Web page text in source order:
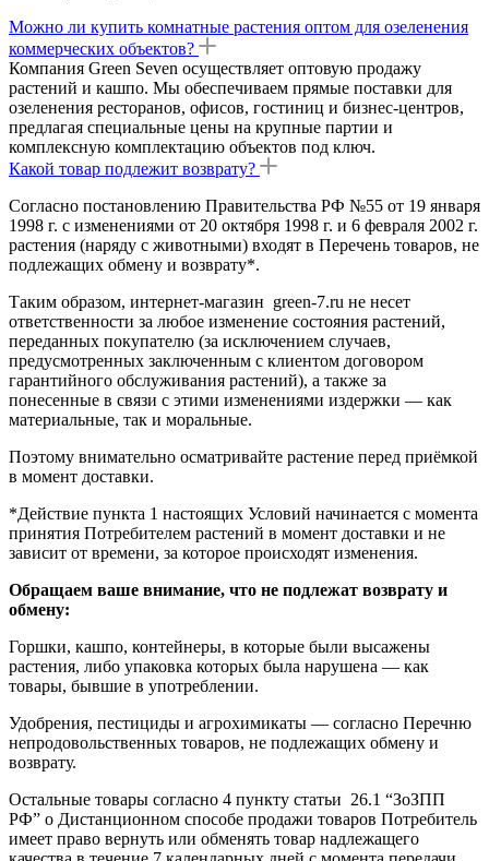
Можно ли купить комнатные растения оптом для озеленения
коммерческих объектов?
Компания Green Seven осуществляет оптовую продажу
растений и кашпо. Мы обеспечиваем прямые поставки для
озеленения ресторанов, офисов, гостиниц и бизнес-центров,
предлагая специальные цены на крупные партии и
комплексную комплектацию объектов под ключ.
Какой товар подлежит возврату?
Согласно постановлению Правительства РФ №55 от 19 января
1998 г. с изменениями от 20 октября 1998 г. и 6 февраля 2002 г.
растения (наряду с животными) входят в Перечень товаров, не
подлежащих обмену и возврату*.
Таким образом, интернет-магазин green-7.ru не несет
ответственности за любое изменение состояния растений,
переданных покупателю (за исключением случаев,
предусмотренных заключенным с клиентом договором
гарантийного обслуживания растений), а также за
понесенные в связи с этими изменениями издержки — как
материальные, так и моральные.
Поэтому внимательно осматривайте растение перед приёмкой
в момент доставки.
*Действие пункта 1 настоящих Условий начинается с момента
принятия Потребителем растений в момент доставки и не
зависит от времени, за которое происходят изменения.
Обращаем ваше внимание, что не подлежат возврату и
обмену:
Горшки, кашпо, контейнеры, в которые были высажены
растения, либо упаковка которых была нарушена — как
товары, бывшие в употреблении.
Удобрения, пестициды и агрохимикаты — согласно Перечню
непродовольственных товаров, не подлежащих обмену и
возврату.
Остальные товары согласно 4 пункту статьи 26.1 “ЗоЗПП
РФ” о Дистанционном способе продажи товаров Потребитель
имеет право вернуть или обменять товар надлежащего